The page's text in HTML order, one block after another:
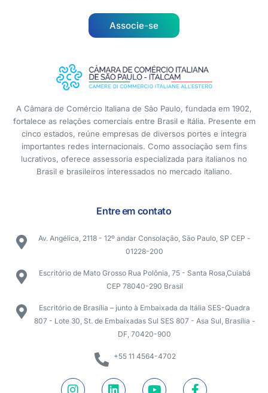
Associe-se
A Câmara de Comércio Italiana de São Paulo, fundada em 1902,
fortalece as relações comerciais entre Brasil e Itália. Presente em
cinco estados, reúne empresas de diversos portes e integra
importantes redes internacionais. Como associação sem fins
lucrativos, oferece assessoria especializada para italianos no
Brasil e brasileiros interessados no mercado italiano.
Entre em contato
Av. Angélica, 2118 - 12º andar Consolação, São Paulo, SP CEP -
01228-200
Escritório de Mato Grosso Rua Polônia, 75 - Santa Rosa,Cuiabá
CEP 78040-290 Brasil
Escritório de Brasília – junto à Embaixada da Itália SES-Quadra
807 - Lote 30, St. de Embaixadas Sul SES 807 - Asa Sul, Brasília -
DF, 70420-900
+55 11 4564-4702